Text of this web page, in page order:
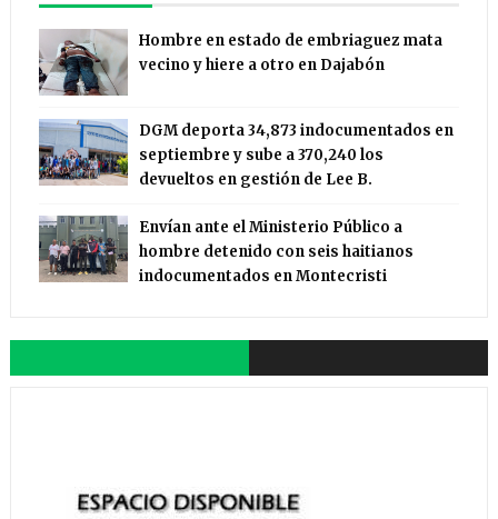
Hombre en estado de embriaguez mata
vecino y hiere a otro en Dajabón
DGM deporta 34,873 indocumentados en
septiembre y sube a 370,240 los
devueltos en gestión de Lee B.
Envían ante el Ministerio Público a
hombre detenido con seis haitianos
indocumentados en Montecristi